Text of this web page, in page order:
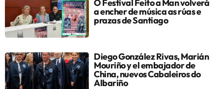
O Festival Feito a Man volverá
a encher de música as rúas e
prazas de Santiago
Diego González Rivas, Marián
Mouriño y el embajador de
China, nuevos Cabaleiros do
Albariño